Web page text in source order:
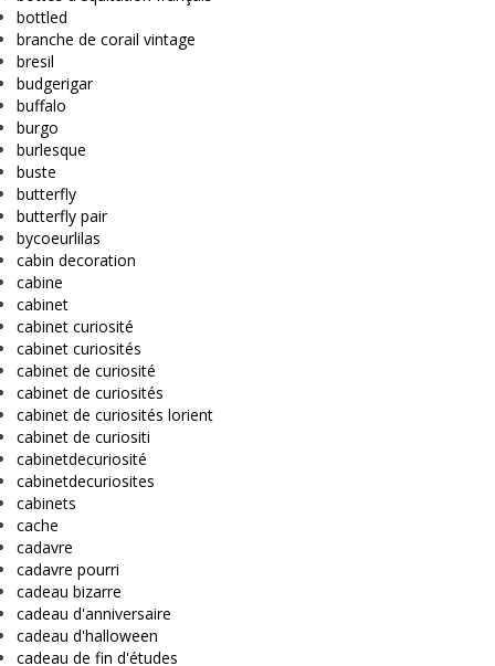
bottled
branche de corail vintage
bresil
budgerigar
buffalo
burgo
burlesque
buste
butterfly
butterfly pair
bycoeurlilas
cabin decoration
cabine
cabinet
cabinet curiosité
cabinet curiosités
cabinet de curiosité
cabinet de curiosités
cabinet de curiosités lorient
cabinet de curiositi
cabinetdecuriosité
cabinetdecuriosites
cabinets
cache
cadavre
cadavre pourri
cadeau bizarre
cadeau d'anniversaire
cadeau d'halloween
cadeau de fin d'études